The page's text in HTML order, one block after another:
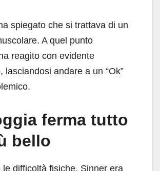
spiegato che si trattava di un
A quel punto
reagito con evidente
lasciandosi andare a un “Ok”
ferma tutto
bello
le difficoltà fisiche, Sinner era